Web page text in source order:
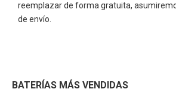
reemplazar de forma gratuita,
de envío.
BATERÍAS MÁS VENDIDAS